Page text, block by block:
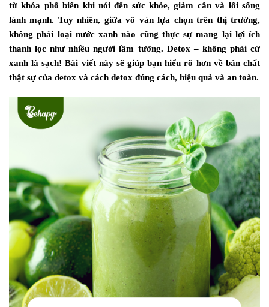
từ khóa phổ biến khi nói đến sức khỏe, giảm cân và lối sống
lành mạnh. Tuy nhiên, giữa vô vàn lựa chọn trên thị trường,
không phải loại nước xanh nào cũng thực sự mang lại lợi ích
thanh lọc như nhiều người lầm tưởng. Detox – không phải cứ
xanh là sạch! Bài viết này sẽ giúp bạn hiểu rõ hơn về bản chất
thật sự của detox và cách detox đúng cách, hiệu quả và an toàn.